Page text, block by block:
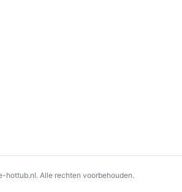
hottub.nl. Alle rechten voorbehouden.